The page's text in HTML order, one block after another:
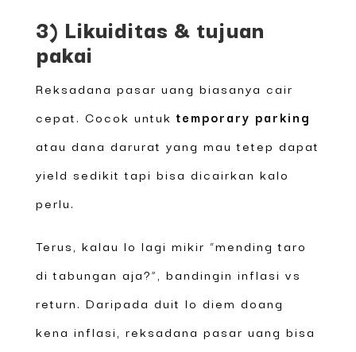
3) Likuiditas & tujuan
pakai
Reksadana pasar uang biasanya cair
cepat. Cocok untuktemporary parking
atau dana darurat yang mau tetep dapat
yield sedikit tapi bisa dicairkan kalo
perlu.
Terus, kalau lo lagi mikir “mending taro
di tabungan aja?”, bandingin inflasi vs
return. Daripada duit lo diem doang
kena inflasi, reksadana pasar uang bisa